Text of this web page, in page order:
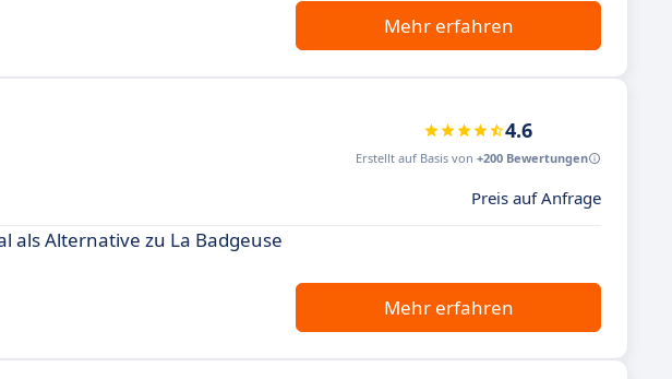
Mehr erfahren
4.6
Erstellt auf Basis von +200 Bewertungen
Preis auf Anfrage
als Alternative zu La Badgeuse
Mehr erfahren